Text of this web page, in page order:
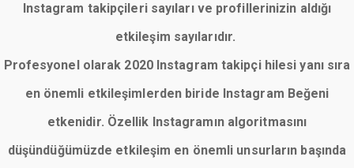
Instagram takipçileri sayıları ve profillerinizin aldığı
etkileşim sayılarıdır.
Profesyonel olarak 2020 Instagram takipçi hilesi yanı sıra
en önemli etkileşimlerden biride Instagram Beğeni
etkenidir. Özellik Instagramın algoritmasını
düşündüğümüzde etkileşim en önemli unsurların başında